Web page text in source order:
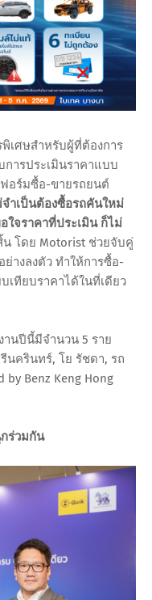
เศษสำหรับผู้ที่ต้องการ
การประเมินราคาแบบ
อร์มซื้อ-ขายรถยนต์
ำเป็นต้องซื้อรถคันใหม่
ใจราคาที่ประเมิน ก็ไม่
โดย Motorist ช่วยจับคู่
างลงตัว ทำให้การซื้อ-
เทียบราคาได้ในที่เดียว
านปีนี้มีจำนวน 5 ราย
นครินทร์, โย รัชดา, รถ
by Benz Keng Hong
ร่วมกัน